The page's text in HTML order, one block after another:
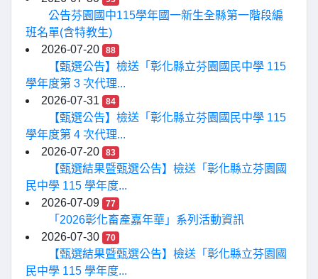
公告芬園國中115學年國一新生全縣第一階段編
班名單(含特教生)
2026-07-20
88
【甄選公告】檢送「彰化縣立芬園國民中學 115
學年度第 3 次代理...
2026-07-31
84
【甄選公告】檢送「彰化縣立芬園國民中學 115
學年度第 4 次代理...
2026-07-20
83
【甄選結果暨甄選公告】檢送「彰化縣立芬園國
民中學 115 學年度...
2026-07-09
77
「2026彰化畜產嘉年華」系列活動資訊
2026-07-30
70
【甄選結果暨甄選公告】檢送「彰化縣立芬園國
民中學 115 學年度...